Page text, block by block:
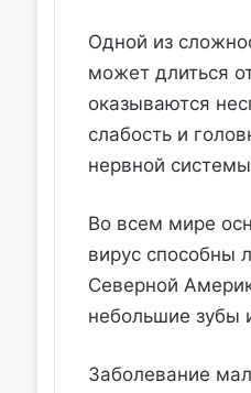
Одной из
может длиться
оказываются
слабость и
нервной
Во всем мире
вирус способны
Северной
небольшие зубы
Заболевание